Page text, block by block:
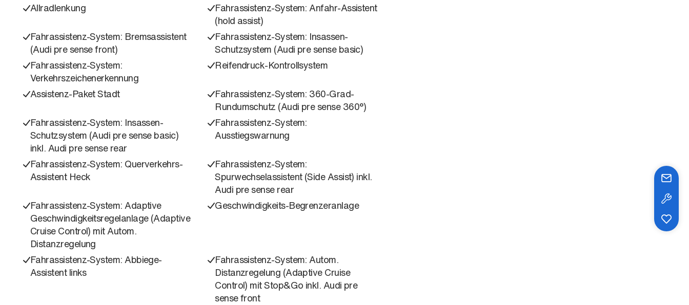
Allradlenkung
Fahrassistenz-System: Anfahr-Assistent
(hold assist)
Fahrassistenz-System: Bremsassistent
(Audi pre sense front)
Fahrassistenz-System: Insassen-
Schutzsystem (Audi pre sense basic)
Fahrassistenz-System:
Verkehrszeichenerkennung
Reifendruck-Kontrollsystem
Assistenz-Paket Stadt
Fahrassistenz-System: 360-Grad-
Rundumschutz (Audi pre sense 360°)
Fahrassistenz-System: Insassen-
Schutzsystem (Audi pre sense basic)
inkl. Audi pre sense rear
Fahrassistenz-System:
Ausstiegswarnung
Fahrassistenz-System: Querverkehrs-
Assistent Heck
Fahrassistenz-System:
Spurwechselassistent (Side Assist) inkl.
Audi pre sense rear
Fahrassistenz-System: Adaptive
Geschwindigkeitsregelanlage (Adaptive
Cruise Control) mit Autom.
Distanzregelung
Geschwindigkeits-Begrenzeranlage
Fahrassistenz-System: Abbiege-
Assistent links
Fahrassistenz-System: Autom.
Distanzregelung (Adaptive Cruise
Control) mit Stop&Go inkl. Audi pre
sense front